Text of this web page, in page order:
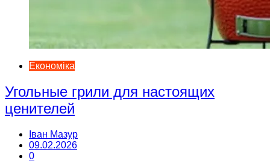
Економіка
Угольные грили для настоящих
ценителей
Іван Мазур
09.02.2026
0